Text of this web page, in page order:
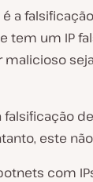
a
tem um IP
este
com